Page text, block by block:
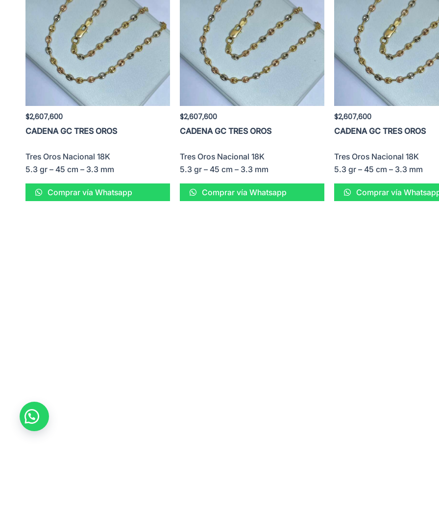
$2,607,600
CADENA GC TRES OROS
Tres Oros Nacional 18K
5.3 gr – 45 cm – 3.3 mm
Comprar vía Whatsapp
$2,607,600
CADENA GC TRES OROS
Tres Oros Nacional 18K
5.3 gr – 45 cm – 3.3 mm
Comprar vía Whatsapp
$2,607,600
CADENA GC TRES OROS
Tres Oros Nacional 18K
5.3 gr – 45 cm – 3.3 mm
Comprar vía